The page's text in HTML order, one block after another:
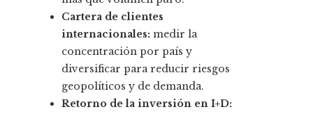
Cartera de clientes
internacionales: medir la
concentración por país y
diversificar para reducir riesgos
geopolíticos y de demanda.
Retorno de la inversión en I+D: